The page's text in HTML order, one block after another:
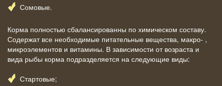
Сомовые.
Корма полностью сбалансированны по химическом составу.
Содержат все необходимые питательные вещества, макро- ,
микроэлементов и витамины. В зависимости от возраста и
вида рыбы корма подразделяется на следующие виды:
Стартовые;